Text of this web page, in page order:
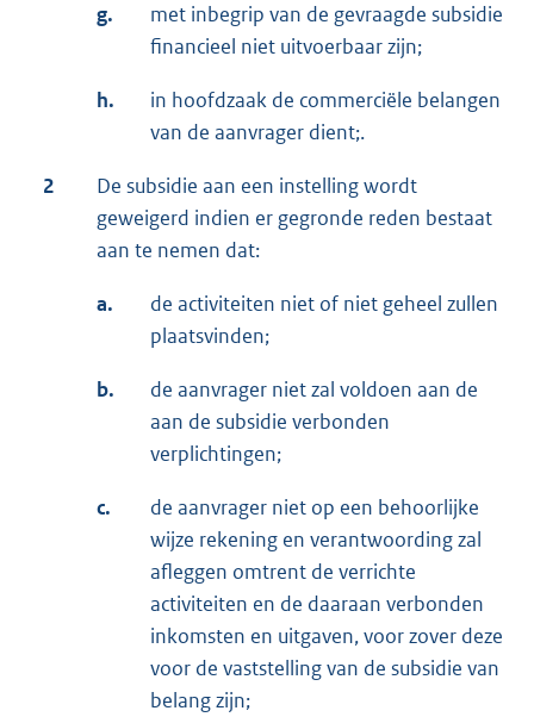
g.
met inbegrip van de gevraagde subsidie
financieel niet uitvoerbaar zijn;
h.
in hoofdzaak de commerciële belangen
van de aanvrager dient;.
2
De subsidie aan een instelling wordt
geweigerd indien er gegronde reden bestaat
aan te nemen dat:
a.
de activiteiten niet of niet geheel zullen
plaatsvinden;
b.
de aanvrager niet zal voldoen aan de
aan de subsidie verbonden
verplichtingen;
c.
de aanvrager niet op een behoorlijke
wijze rekening en verantwoording zal
afleggen omtrent de verrichte
activiteiten en de daaraan verbonden
inkomsten en uitgaven, voor zover deze
voor de vaststelling van de subsidie van
belang zijn;